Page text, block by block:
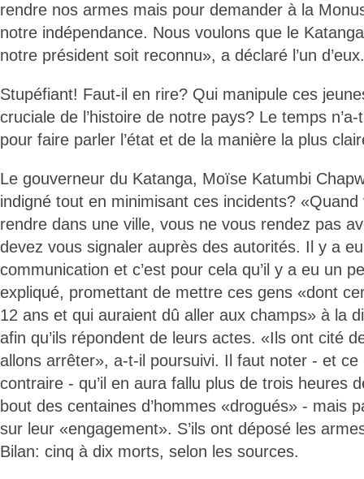
rendre nos armes mais pour demander à la
notre indépendance. Nous voulons que le
notre président soit reconnu», a déclaré l’un d’eux.
Stupéfiant! Faut-il en rire? Qui manipule ces
cruciale de l’histoire de notre pays? Le temps
pour faire parler l’état et de la manière la plus
Le gouverneur du Katanga, Moïse Katumbi
indigné tout en minimisant ces incidents?
rendre dans une ville, vous ne vous rendez pas
devez vous signaler auprès des autorités. Il y a
communication et c’est pour cela qu’il y a eu un
expliqué, promettant de mettre ces gens «dont
12 ans et qui auraient dû aller aux champs» à la
afin qu’ils répondent de leurs actes. «Ils ont cité
allons arrêter», a-t-il poursuivi. Il faut noter - et ce
contraire - qu’il en aura fallu plus de trois heures
bout des centaines d’hommes «drogués» - mais
sur leur «engagement». S’ils ont déposé les
Bilan: cinq à dix morts, selon les sources.